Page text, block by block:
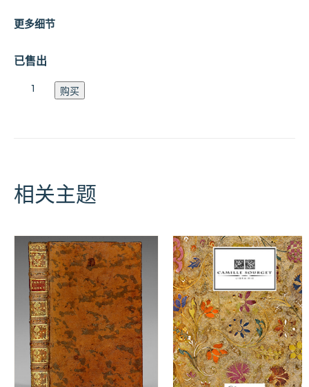
已售出
更多细节
Catalogue 购买
相关主题